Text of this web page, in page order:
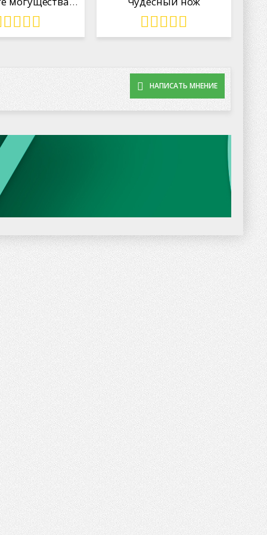
НАПИСАТЬ МНЕНИЕ